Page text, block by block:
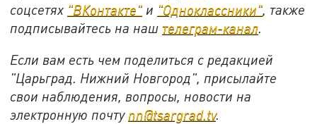
соцсетях "ВКонтакте" и "Одноклассники" , также
подписывайтесь на наш телеграм-канал
Если вам есть чем поделиться с редакцией
"Царьград. Нижний Новгород", присылайте
свои наблюдения, вопросы, новости на
электронную почту nn@tsargrad.tv.